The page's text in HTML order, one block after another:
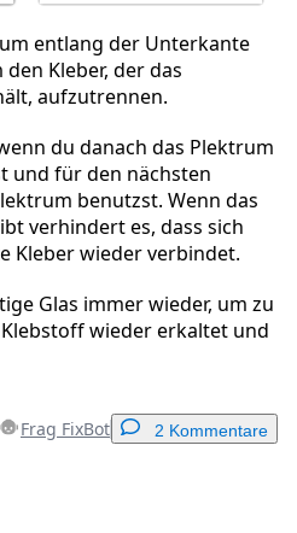
entlang der Unterkante
Kleber, der das
aufzutrennen.
du danach das Plektrum
und für den nächsten
benutzst. Wenn das
verhindert es, dass sich
Kleber wieder verbindet.
Glas immer wieder, um zu
wieder erkaltet und
Frag FixBot 2 Kommentare